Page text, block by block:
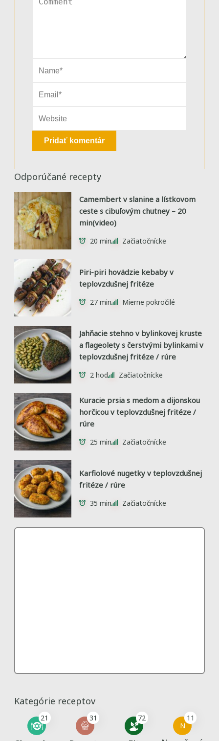
Odporúčané recepty
Camembert v slanine a lístkovom
ceste s cibuľovým chutney – 20
min(video)
20 min Začiatočnícke
Piri-piri hovädzie kebaby v
teplovzdušnej fritéze
27 min Mierne pokročilé
Jahňacie stehno v bylinkovej kruste
a flageolety s čerstvými bylinkami v
teplovzdušnej fritéze / rúre
2 hod Začiatočnícke
Kuracie prsia s medom a dijonskou
horčicou v teplovzdušnej fritéze /
rúre
25 min Začiatočnícke
Karfiolové nugetky v teplovzdušnej
fritéze / rúre
35 min Začiatočnícke
Kategórie receptov
21 31 72
N
11